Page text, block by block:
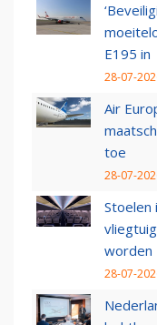
E195 in
28-07-
Air
toe
28-07-
Stoelen
worden
28-07-